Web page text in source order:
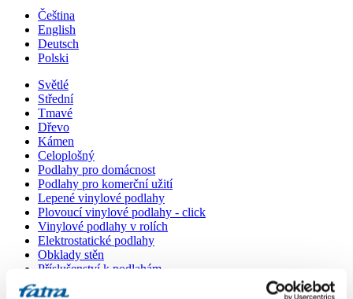
Čeština
English
Deutsch
Polski
Světlé
Střední
Tmavé
Dřevo
Kámen
Celoplošný
Podlahy pro domácnost
Podlahy pro komerční užití
Lepené vinylové podlahy
Plovoucí vinylové podlahy - click
Vinylové podlahy v rolích
Elektrostatické podlahy
Obklady stěn
Příslušenství k podlahám
Všechny podlahy